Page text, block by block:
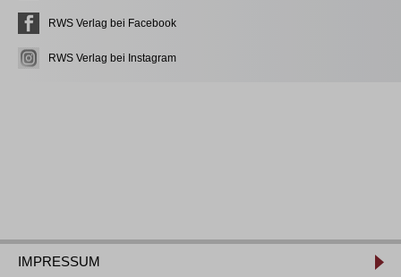
RWS Verlag bei Facebook
RWS Verlag bei Instagram
IMPRESSUM